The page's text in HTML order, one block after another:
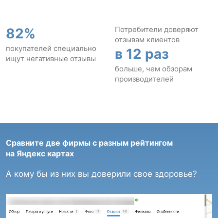
82%
покупателей специально
ищут негативные отзывы
Потребители доверяют
отзывам клиентов
в 12 раз
больше, чем обзорам
производителей
Сравните две фирмы с разным рейтингом
на Яндекс картах
А кому бы из них вы доверили свое здоровье?